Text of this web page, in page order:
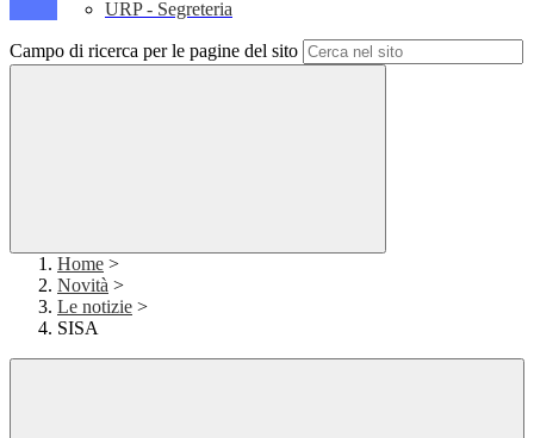
URP - Segreteria
Campo di ricerca per le pagine del sito
Home >
Novità >
Le notizie >
SISA